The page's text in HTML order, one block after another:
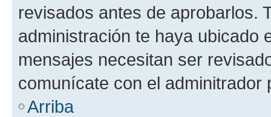
revisados antes de aprobarlos.
administración te haya ubicado
mensajes necesitan ser
comunícate con el
Arriba